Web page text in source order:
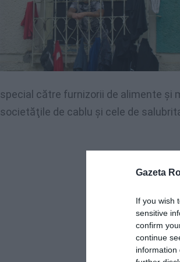
Gazeta
If you wish
sensitive
confirm
continue
information
special către furnizorii de alimente şi
societăţile de cablu şi cele de